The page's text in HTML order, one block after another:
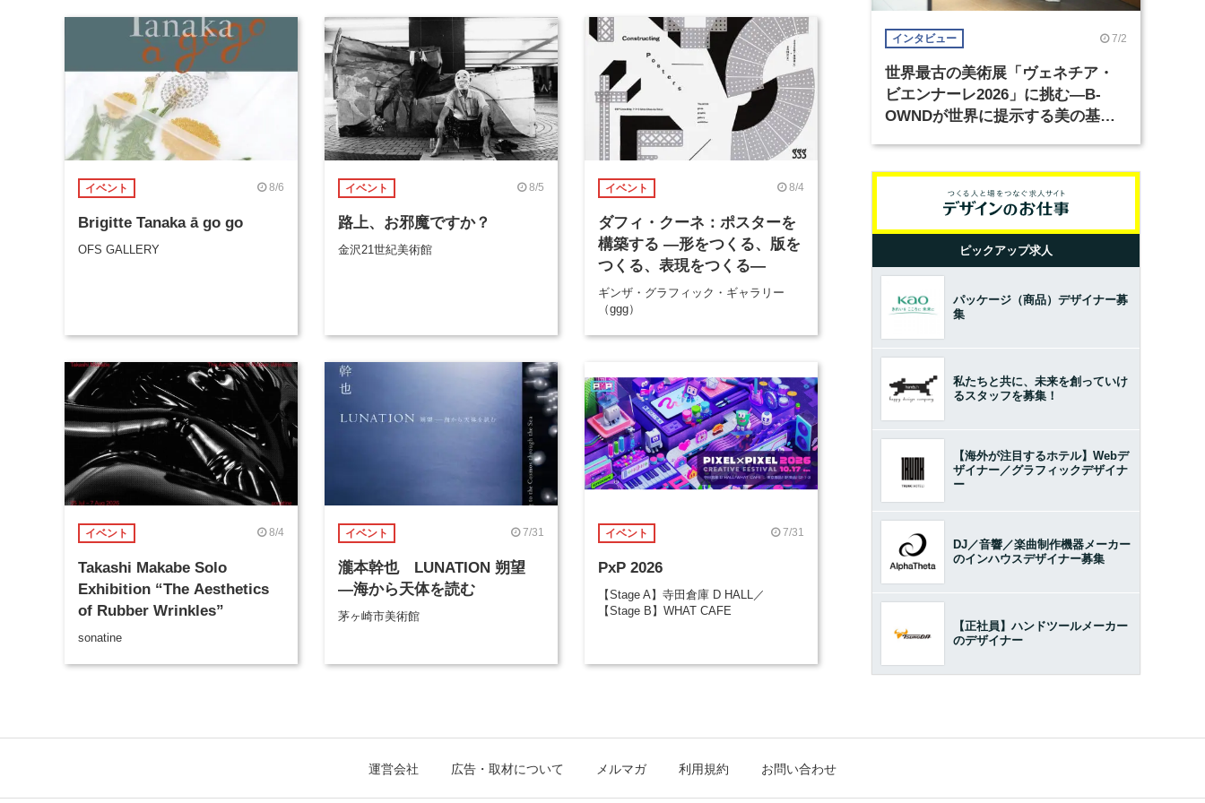
イベント 8/6
Brigitte Tanaka ā go go
OFS GALLERY
イベント 8/5
路上、お邪魔ですか？
金沢21世紀美術館
イベント 8/4
ダフィ・クーネ：ポスターを
構築する ―形をつくる、版を
つくる、表現をつくる―
ギンザ・グラフィック・ギャラリー
（ggg）
イベント 8/4
Takashi Makabe Solo
Exhibition “The Aesthetics
of Rubber Wrinkles”
sonatine
イベント 7/31
瀧本幹也 LUNATION 朔望
―海から天体を読む
茅ヶ崎市美術館
イベント 7/31
PxP 2026
【Stage A】寺田倉庫 D HALL／
【Stage B】WHAT CAFE
インタビュー 7/2
世界最古の美術展「ヴェネチア・
ビエンナーレ2026」に挑む―B-
OWNDが世界に提示する美の基準
ピックアップ求人
パッケージ（商品）デザイナー募
集
私たちと共に、未来を創っていけ
るスタッフを募集！
【海外が注目するホテル】Webデ
ザイナー／グラフィックデザイナ
ー
DJ／音響／楽曲制作機器メーカー
のインハウスデザイナー募集
【正社員】ハンドツールメーカー
のデザイナー
運営会社 広告・取材について メルマガ 利用規約 お問い合わせ